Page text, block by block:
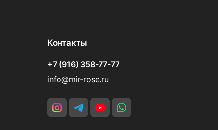
Контакты
+7 (916) 358-77-77
info@mir-rose.ru